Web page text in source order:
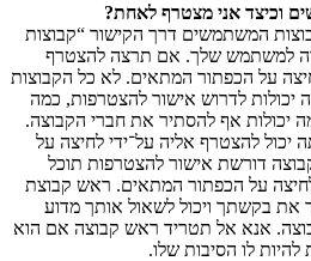
וכיצד אני מצטרף לאחת?
המשתמשים דרך הקישור “קבוצות
למשתמש שלך. אם תרצה להצטרף
על הכפתור המתאים. לא כל הקבוצות
יכולות לדרוש אישור להצטרפות, כמה
יכולות אף להסתיר את חברי הקבוצה.
להצטרף אליה על־ידי לחיצה על
דורשת אישור להצטרפות תוכל
על הכפתור המתאים. ראש קבוצת
בקשתך ויכול לשאול אותך מדוע
אנא אל תטריד ראש קבוצה אם הוא
לו הסיבות שלו.